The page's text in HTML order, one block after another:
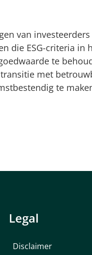
van investeerders
die ESG-criteria in
te
met
te
Legal
Disclaimer